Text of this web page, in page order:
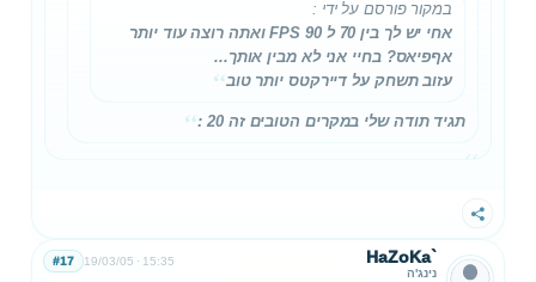
במקור פורסם על ידי :
אחי יש לך בין 70 ל 90 FPS ואתה רוצה עוד יותר
אףפיאס? בחיי אני לא מבין אותך...
עזוב תשחק על דיירקטס יותר טוב
תגיד תודה שלי במקרים הטובים זה 20 :
שתף
HaZoKa`
נינג'ה
19/03/05 15:35
#17